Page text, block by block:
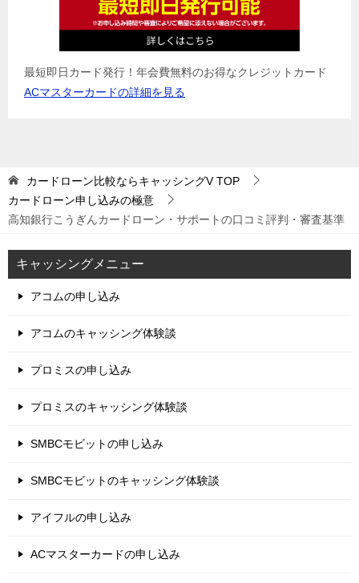
最短即日カード発行！年会費無料のお得なクレジットカード
ACマスターカードの詳細を見る
カードローン比較ならキャッシングVTOP
カードローン申し込みの極意
高知銀行こうぎんカードローン・サポートの口コミ評判・審査基準
キャッシングメニュー
アコムの申し込み
アコムのキャッシング体験談
プロミスの申し込み
プロミスのキャッシング体験談
SMBCモビットの申し込み
SMBCモビットのキャッシング体験談
アイフルの申し込み
ACマスターカードの申し込み